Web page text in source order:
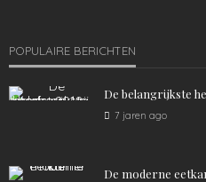
POPULAIRE BERICHTEN
De belangrijkste
7 jaren ago
De moderne